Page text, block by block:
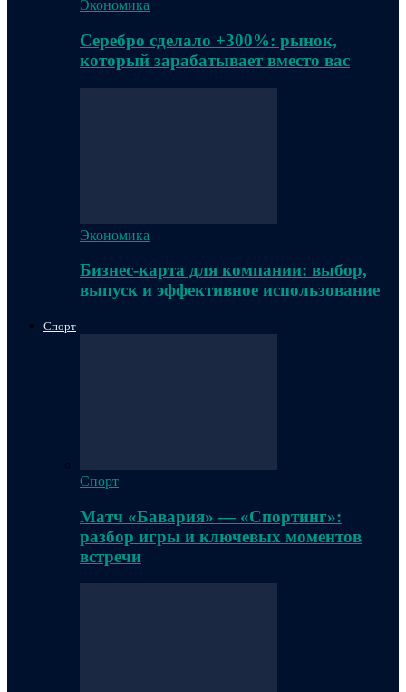
Экономика
Серебро сделало +300%: рынок,
который зарабатывает вместо вас
Экономика
Бизнес-карта для компании: выбор,
выпуск и эффективное использование
Спорт
Спорт
Матч «Бавария» — «Спортинг»:
разбор игры и ключевых моментов
встречи